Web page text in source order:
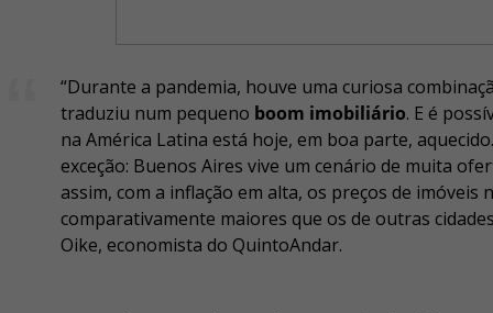
“Durante a pandemia, houve uma curiosa
traduziu num pequeno boom imobiliário. E é
na América Latina está hoje, em boa parte,
exceção: Buenos Aires vive um cenário de muita
assim, com a inflação em alta, os preços de imóveis
comparativamente maiores que os de outras
Oike, economista do QuintoAndar.